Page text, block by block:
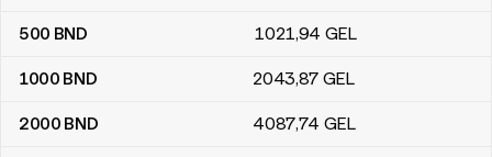
500 BND 1021,94 GEL
1000 BND 2043,87 GEL
2000 BND 4087,74 GEL